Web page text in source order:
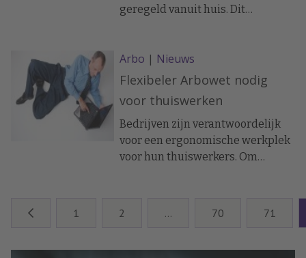
geregeld vanuit huis. Dit
Arbo | Nieuws
Flexibeler Arbowet nodig
voor thuiswerken
Bedrijven zijn verantwoordelijk
voor een ergonomische werkplek
voor hun thuiswerkers. Om
1 2 … 70 71